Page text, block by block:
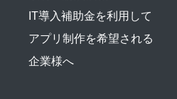
IT導入補助金を利用して
アプリ制作を希望される
企業様へ